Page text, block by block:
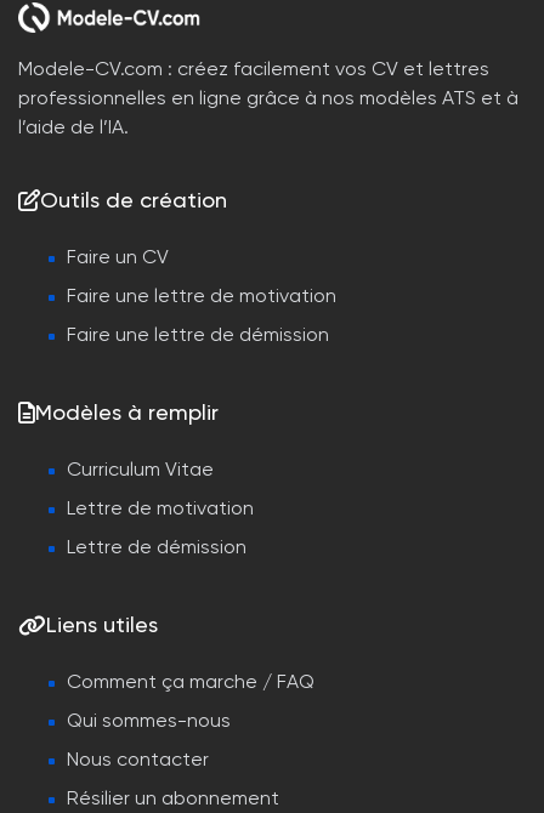
Modele-CV.com : créez facilement vos CV et lettres
professionnelles en ligne grâce à nos modèles ATS et à
l’aide de l’IA.
Outils de création
Faire un CV
Faire une lettre de motivation
Faire une lettre de démission
Modèles à remplir
Curriculum Vitae
Lettre de motivation
Lettre de démission
Liens utiles
Comment ça marche / FAQ
Qui sommes-nous
Nous contacter
Résilier un abonnement